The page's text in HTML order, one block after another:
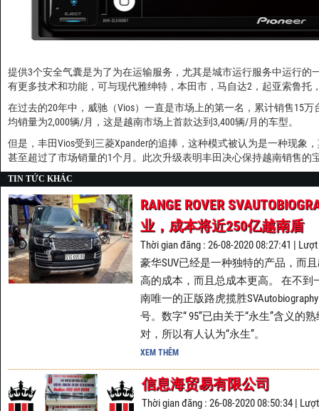
提供3个安全气囊是为了为在运输服务，尤其是城市运行服务中运行的
有更多技术和功能，可与现代雅绅特，本田市，马自达2，起亚索鲁托
在过去的20年中，威驰（Vios）一直是市场上的第一名，累计销售15
均销量为2,000辆/月，这是越南市场上首款达到3,400辆/月的车型。
但是，丰田Vios受到三菱Xpander的追捧，这种模式被认为是一种现象
甚至超过了市场销量的1个月。此次升级表明丰田决心保持越南销售的
TIN TỨC KHÁC
RANGE ROVER
业，成本将近250亿越南盾
Thời gian đăng : 26-08-2020 08:27:41 |
豪华SUV已经是一种独特的产品，而
高的成本，而且总成本更高。 在不
南唯一的正版路虎揽胜
号。数字“ 95”已由关于“永生”含义的
对，所以有人认为“永生”。
XEM THÊM
信息海贸易有限公司
Thời gian đăng : 26-08-2020 08:50:34 |